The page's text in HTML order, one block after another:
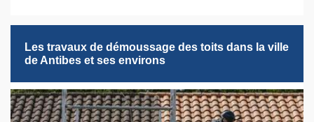
Les travaux de démoussage des toits dans la ville
de Antibes et ses environs